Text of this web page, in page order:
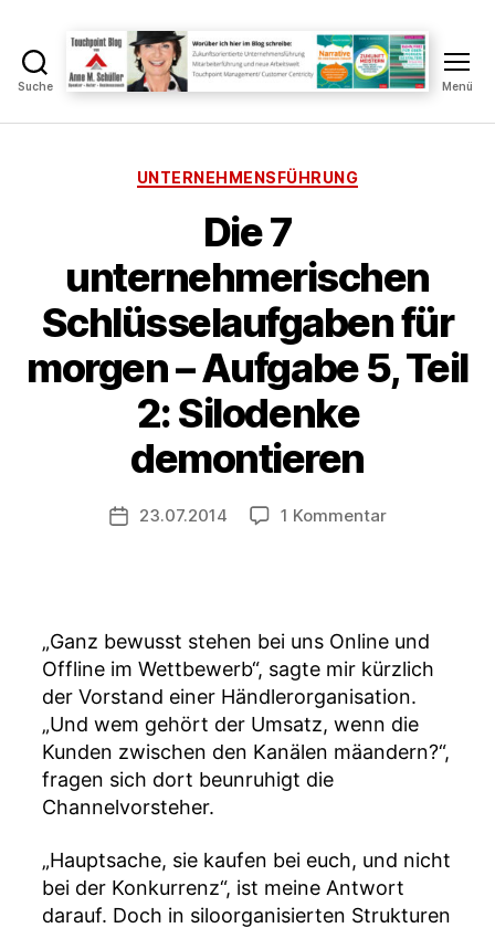
Suche
Touchpoint
Blog
M.
Schüller
Menü
Kategorien
UNTERNEHMENSFÜHRUNG
Die 7
unternehmerischen
Schlüsselaufgaben für
morgen – Aufgabe 5, Teil
2: Silodenke
demontieren
Beitragsautor
V
o
A
n
S
e
r
Veröffentlichungsdatum
23.07.2014 1 Kommentarzu
für
morgen
–
Aufgabe
5,
Teil
„Ganz bewusst stehen bei uns Online und
Offline im Wettbewerb“, sagte mir kürzlich
der Vorstand einer Händlerorganisation.
„Und wem gehört der Umsatz, wenn die
Kunden zwischen den Kanälen mäandern?“,
fragen sich dort beunruhigt die
Channelvorsteher.
„Hauptsache, sie kaufen bei euch, und nicht
bei der Konkurrenz“, ist meine Antwort
darauf. Doch in siloorganisierten Strukturen